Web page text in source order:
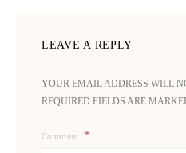
LEAVE A REPLY
YOUR EMAIL ADDRESS WILL
REQUIRED FIELDS ARE
Comment